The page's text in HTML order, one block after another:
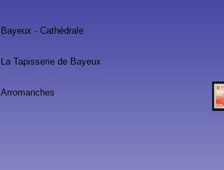
Bayeux - Cathédrale
La Tapisserie de Bayeux
Arromanches